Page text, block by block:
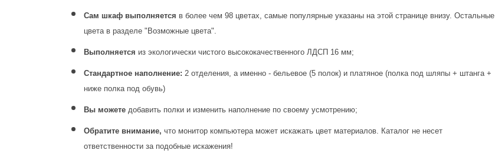
Сам шкаф выполняется в более чем 98 цветах, самые популярные указаны на этой странице внизу. Остальные
цвета в разделе "Возможные цвета".
Выполняется из экологически чистого высококачественного ЛДСП 16 мм;
Стандартное наполнение: 2 отделения, а именно - бельевое (5 полок) и платяное (полка под шляпы + штанга +
ниже полка под обувь)
Вы можете добавить полки и изменить наполнение по своему усмотрению;
Обратите внимание, что монитор компьютера может искажать цвет материалов. Каталог не несет
ответственности за подобные искажения!